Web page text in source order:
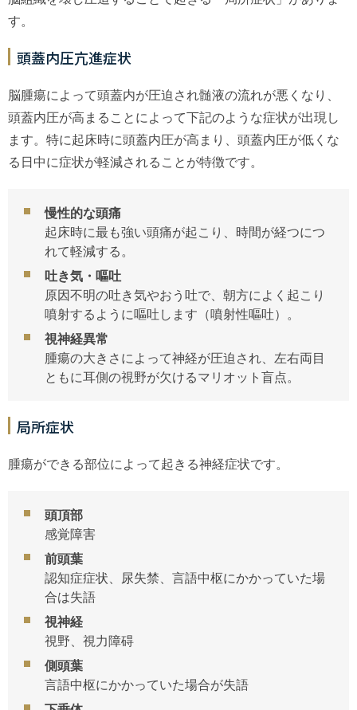
す。
頭蓋内圧亢進症状
脳腫瘍によって頭蓋内が圧迫され髄液の流れが悪くなり、
頭蓋内圧が高まることによって下記のような症状が出現し
ます。特に起床時に頭蓋内圧が高まり、頭蓋内圧が低くな
る日中に症状が軽減されることが特徴です。
慢性的な頭痛
起床時に最も強い頭痛が起こり、時間が経つにつ
れて軽減する。
吐き気・嘔吐
原因不明の吐き気やおう吐で、朝方によく起こり
噴射するように嘔吐します（噴射性嘔吐）。
視神経異常
腫瘍の大きさによって神経が圧迫され、左右両目
ともに耳側の視野が欠けるマリオット盲点。
局所症状
腫瘍ができる部位によって起きる神経症状です。
頭頂部
感覚障害
前頭葉
認知症症状、尿失禁、言語中枢にかかっていた場
合は失語
視神経
視野、視力障碍
側頭葉
言語中枢にかかっていた場合が失語